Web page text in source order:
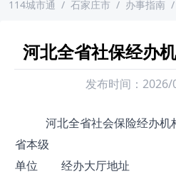
114城市通 / 石家庄市 / 办事指南 /
河北全省社保经办
发布时间： 2026/
河北全省社会保险经办机
省本级
单位
经办大厅地址